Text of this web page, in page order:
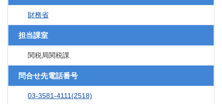
財務省
担当課室
関税局関税課
問合せ先電話番号
03-3581-4111(2518)